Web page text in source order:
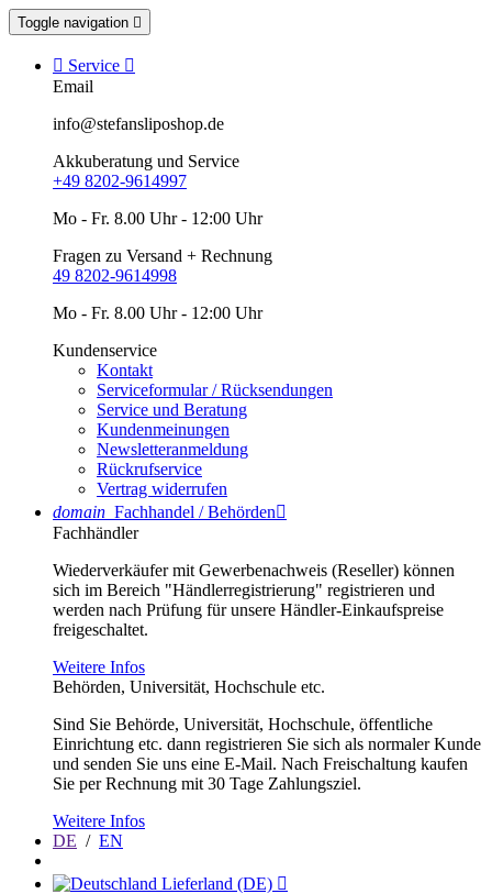
Toggle navigation 
 Service 
Email
info@stefansliposhop.de
Akkuberatung und Service
+49 8202-9614997
Mo - Fr. 8.00 Uhr - 12:00 Uhr
Fragen zu Versand + Rechnung
49 8202-9614998
Mo - Fr. 8.00 Uhr - 12:00 Uhr
Kundenservice
Kontakt
Serviceformular / Rücksendungen
Service und Beratung
Kundenmeinungen
Newsletteranmeldung
Rückrufservice
Vertrag widerrufen
domain Fachhandel / Behörden
Fachhändler
Wiederverkäufer mit Gewerbenachweis (Reseller) können
sich im Bereich "Händlerregistrierung" registrieren und
werden nach Prüfung für unsere Händler-Einkaufspreise
freigeschaltet.
Weitere Infos
Behörden, Universität, Hochschule etc.
Sind Sie Behörde, Universität, Hochschule, öffentliche
Einrichtung etc. dann registrieren Sie sich als normaler Kunde
und senden Sie uns eine E-Mail. Nach Freischaltung kaufen
Sie per Rechnung mit 30 Tage Zahlungsziel.
Weitere Infos
DE / EN
Lieferland (DE) 